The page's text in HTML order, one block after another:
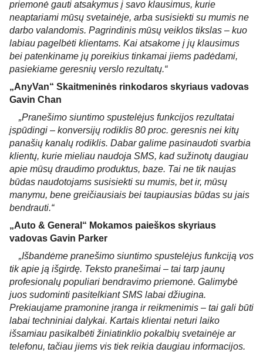
priemonė gauti atsakymus į savo klausimus, kurie
neaptariami mūsų svetainėje, arba susisiekti su mumis ne
darbo valandomis. Pagrindinis mūsų veiklos tikslas – kuo
labiau pagelbėti klientams. Kai atsakome į jų klausimus
bei patenkiname jų poreikius tinkamai jiems padėdami,
pasiekiame geresnių verslo rezultatų.“
„AnyVan“ Skaitmeninės rinkodaros skyriaus vadovas
Gavin Chan
„Pranešimo siuntimo spustelėjus funkcijos rezultatai
įspūdingi – konversijų rodiklis 80 proc. geresnis nei kitų
panašių kanalų rodiklis. Dabar galime pasinaudoti svarbia
klientų, kurie mieliau naudoja SMS, kad sužinotų daugiau
apie mūsų draudimo produktus, baze. Tai ne tik naujas
būdas naudotojams susisiekti su mumis, bet ir, mūsų
manymu, bene greičiausiais bei taupiausias būdas su jais
bendrauti.“
„Auto & General“ Mokamos paieškos skyriaus
vadovas Gavin Parker
„Išbandėme pranešimo siuntimo spustelėjus funkciją vos
tik apie ją išgirdę. Teksto pranešimai – tai tarp jaunų
profesionalų populiari bendravimo priemonė. Galimybė
juos sudominti pasitelkiant SMS labai džiugina.
Prekiaujame pramonine įranga ir reikmenimis – tai gali būti
labai techniniai dalykai. Kartais klientai neturi laiko
išsamiau pasikalbėti žiniatinklio pokalbių svetainėje ar
telefonu, tačiau jiems vis tiek reikia daugiau informacijos.